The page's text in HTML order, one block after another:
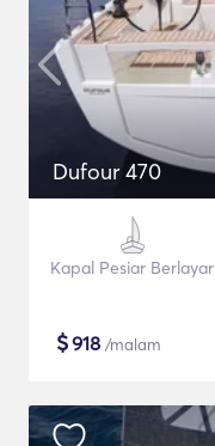
Dufour 470
Kapal Pesiar Berlayar
$918 /malam